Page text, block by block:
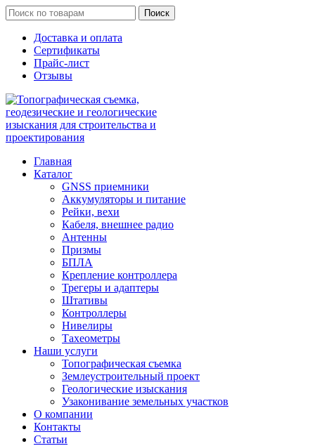
Поиск
Доставка и оплата
Сертификаты
Прайс-лист
Отзывы
Главная
Каталог
GNSS приемники
Аккумуляторы и питание
Рейки, вехи
Кабеля, внешнее радио
Антенны
Призмы
БПЛА
Крепление контроллера
Трегеры и адаптеры
Штативы
Контроллеры
Нивелиры
Тахеометры
Наши услуги
Топографическая съемка
Землеустроительный проект
Геологические изыскания
Узаконивание земельных участков
О компании
Контакты
Статьи